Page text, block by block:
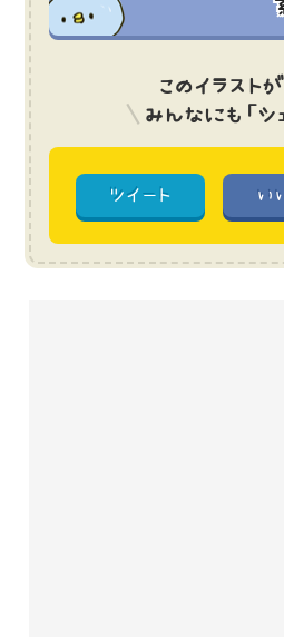
このイラスト
みんなにも「シ
ツイート い